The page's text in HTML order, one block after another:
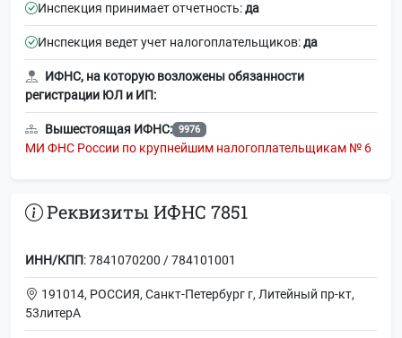
Инспекция принимает отчетность:да
Инспекция ведет учет налогоплательщиков:да
ИФНС, на которую возложены обязанности
регистрации ЮЛ и ИП:
Вышестоящая ИФНС: 9976
МИ ФНС России по крупнейшим налогоплательщикам № 6
Реквизиты ИФНС 7851
ИНН/КПП: 7841070200 / 784101001
191014, РОССИЯ, Санкт-Петербург г, Литейный пр-кт,
53литерА